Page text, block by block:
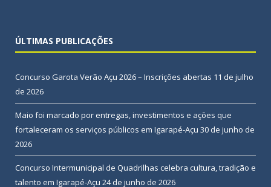
ÚLTIMAS PUBLICAÇÕES
Concurso Garota Verão Açu 2026 – Inscrições abertas 11 de julho
de 2026
Maio foi marcado por entregas, investimentos e ações que
fortaleceram os serviços públicos em Igarapé-Açu 30 de junho de
2026
Concurso Intermunicipal de Quadrilhas celebra cultura, tradição e
talento em Igarapé-Açu 24 de junho de 2026